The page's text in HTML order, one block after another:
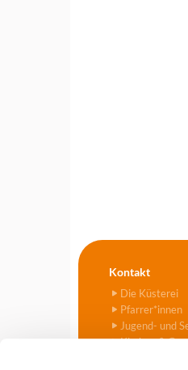
Kontakt
Die Küsterei
Pfarrer*innen
Jugend- und
Kirchen &